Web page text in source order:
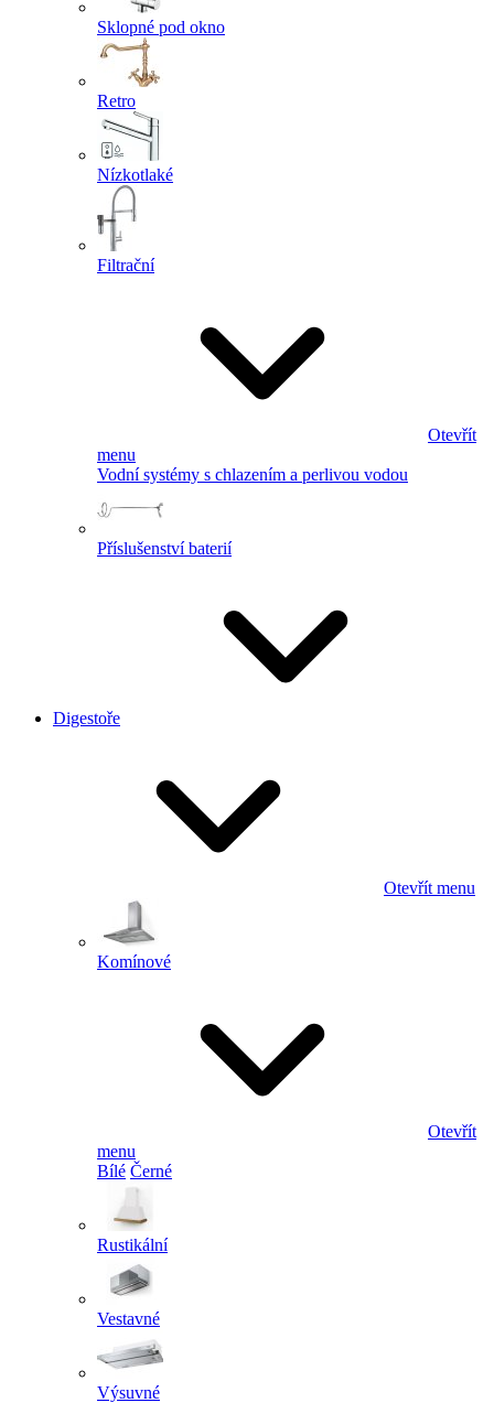
Sklopné pod okno
Retro
Nízkotlaké
Filtrační
Otevřít
menu
Vodní systémy s chlazením a perlivou vodou
Příslušenství baterií
Digestoře
Otevřít menu
Komínové
Otevřít
menu
Bílé Černé
Rustikální
Vestavné
Výsuvné